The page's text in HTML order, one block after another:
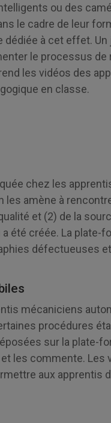
ou des
le cadre de leur
à cet effet.
le processus de
les vidéos des
en classe.
chez les
amène à
et (2) de la
été créée. La plate-
défectueuses
mécaniciens
procédures
sur la plate-
les commente.
aux apprentis